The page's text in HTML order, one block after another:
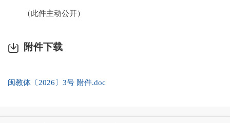
（此件主动公开）
附件下载
闽教体〔2026〕3号 附件.doc